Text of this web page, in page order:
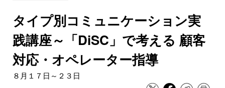
タイプ別コミュニケーション実
践講座～「DiSC」で考える 顧客
対応・オペレーター指導
８月１７日～２３日